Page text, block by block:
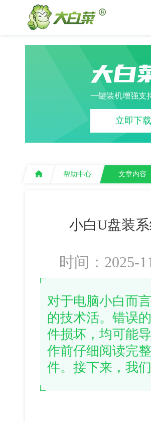
大白
一键装机增强支
立即下载
帮助中心 文章内容
小白U盘装
时间：2025-
对于电脑小白而
的技术活。错误
件损坏，均可能
作前仔细阅读完
件。接下来，我